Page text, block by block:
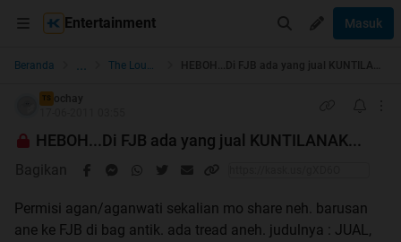
Entertainment Masuk
Beranda ... The Lounge
TS ochay
HEBOH...Di FJB ada yang jual KUNTILANAK...
Bagikan
Permisi agan/aganwati sekalian mo share neh. barusan
ane ke FJB di bag antik. ada tread aneh. judulnya : JUAL,